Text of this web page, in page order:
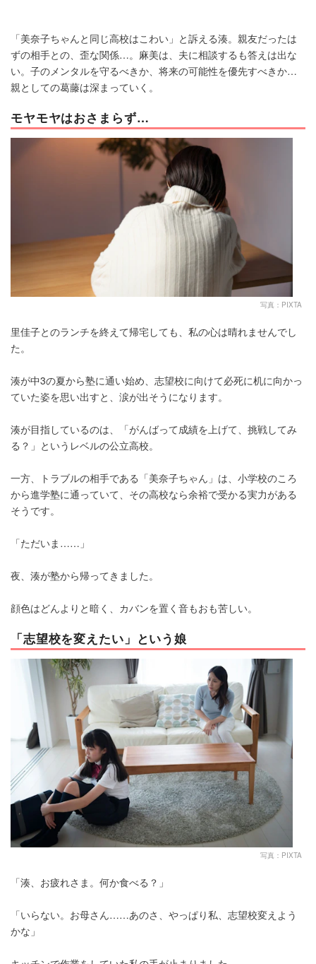
「美奈子ちゃんと同じ高校はこわい」と訴える湊。親友だったは
ずの相手との、歪な関係…。麻美は、夫に相談するも答えは出な
い。子のメンタルを守るべきか、将来の可能性を優先すべきか…
親としての葛藤は深まっていく。
モヤモヤはおさまらず…
写真：PIXTA
里佳子とのランチを終えて帰宅しても、私の心は晴れませんでし
た。
湊が中3の夏から塾に通い始め、志望校に向けて必死に机に向かっ
ていた姿を思い出すと、涙が出そうになります。
湊が目指しているのは、「がんばって成績を上げて、挑戦してみ
る？」というレベルの公立高校。
一方、トラブルの相手である「美奈子ちゃん」は、小学校のころ
から進学塾に通っていて、その高校なら余裕で受かる実力がある
そうです。
「ただいま……」
夜、湊が塾から帰ってきました。
顔色はどんよりと暗く、カバンを置く音もおも苦しい。
「志望校を変えたい」という娘
写真：PIXTA
「湊、お疲れさま。何か食べる？」
「いらない。お母さん……あのさ、やっぱり私、志望校変えよう
かな」